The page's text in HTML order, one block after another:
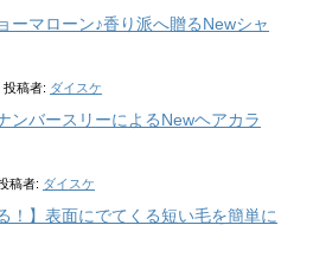
ーマローン♪香り派へ贈るNewシャ
投稿者: ダイスケ
ンバースリーによるNewヘアカラ
稿者: ダイスケ
！】表面にでてくる短い毛を簡単に